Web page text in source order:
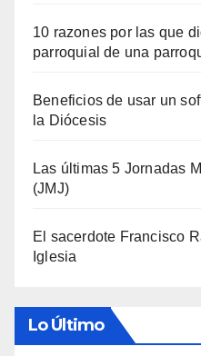
10 razones por las que
parroquial de una
Beneficios de usar un
la Diócesis
Las últimas 5 Jornadas
(JMJ)
El sacerdote Francisco
Iglesia
Lo Último